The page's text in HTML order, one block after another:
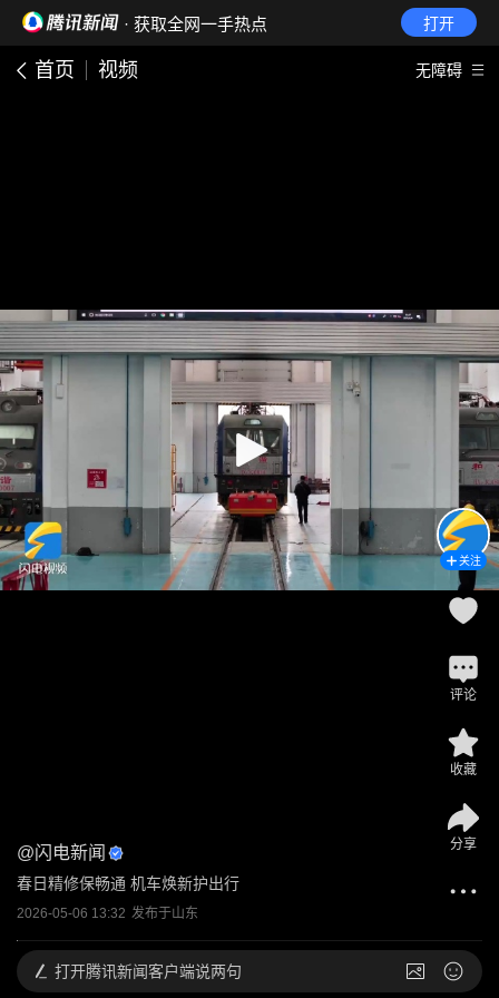
· 获取全网一手热点 打开
首页 视频 无障碍
@闪电新闻
春日精修保畅通 机车焕新护出行
2026-05-06 13:32 发布于山东
关注
评论
收藏
分享
打开腾讯新闻客户端说两句